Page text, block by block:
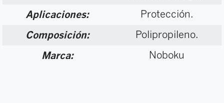
Aplicaciones: Protección.
Composición: Polipropileno.
Marca: Noboku